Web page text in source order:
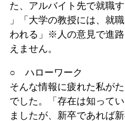
た、アルバイト先で就職
」「大学の教授には、就
われる」※人の意見で進
えません。
○ ハローワーク
そんな情報に疲れた私が
でした。「存在は知って
ましたが、新卒であれば